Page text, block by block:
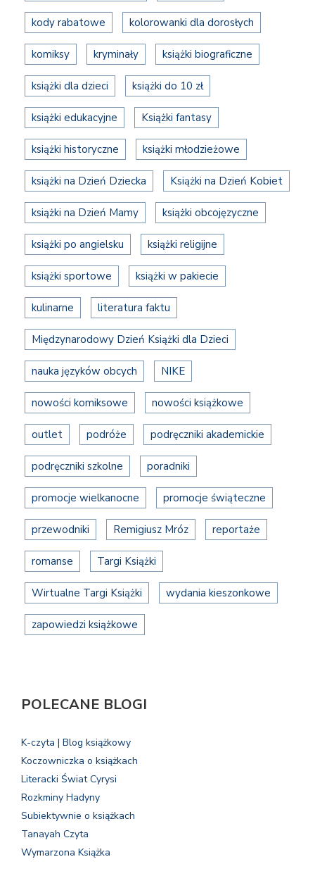
kody rabatowe kolorowanki dla dorosłych
komiksy kryminały książki biograficzne
książki dla dzieci książki do 10 zł
książki edukacyjne Książki fantasy
książki historyczne książki młodzieżowe
książki na Dzień Dziecka Książki na Dzień Kobiet
książki na Dzień Mamy książki obcojęzyczne
książki po angielsku książki religijne
książki sportowe książki w pakiecie
kulinarne literatura faktu
Międzynarodowy Dzień Książki dla Dzieci
nauka języków obcych NIKE
nowości komiksowe nowości książkowe
outlet podróże podręczniki akademickie
podręczniki szkolne poradniki
promocje wielkanocne promocje świąteczne
przewodniki Remigiusz Mróz reportaże
romanse Targi Książki
Wirtualne Targi Książki wydania kieszonkowe
zapowiedzi książkowe
POLECANE BLOGI
K-czyta | Blog książkowy
Koczowniczka o książkach
Literacki Świat Cyrysi
Rozkminy Hadyny
Subiektywnie o książkach
Tanayah Czyta
Wymarzona Książka